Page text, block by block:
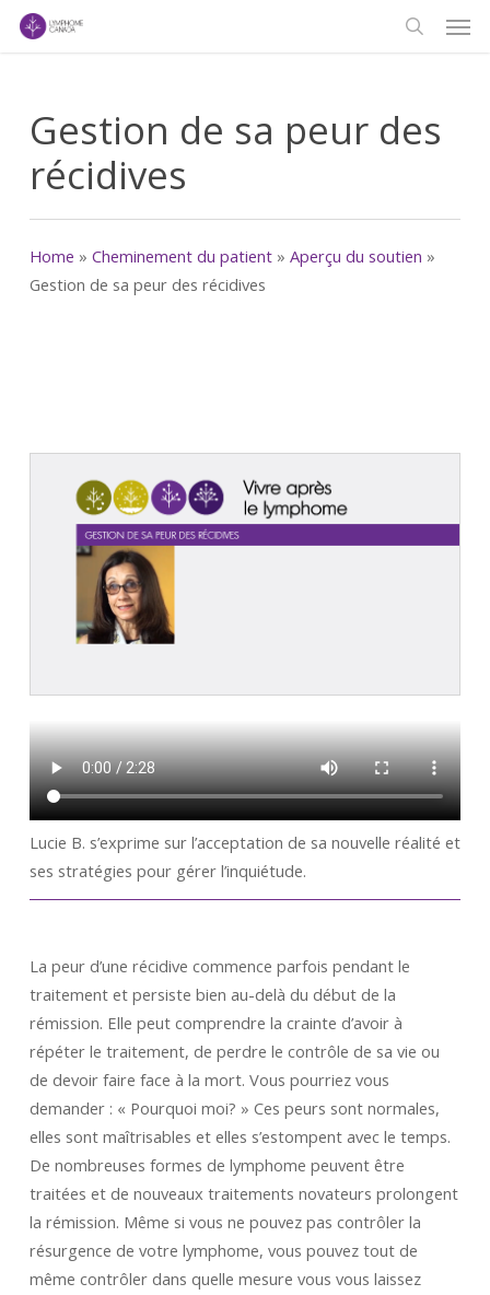
Skip
Gestion de sa peur des
récidives
Home » Cheminement du patient» Aperçu du soutien »
Gestion de sa peur des récidives
Lucie B. s’exprime sur l’acceptation de sa nouvelle réalité et
ses stratégies pour gérer l’inquiétude.
La peur d’une récidive commence parfois pendant le
traitement et persiste bien au-delà du début de la
rémission. Elle peut comprendre la crainte d’avoir à
répéter le traitement, de perdre le contrôle de sa vie ou
de devoir faire face à la mort. Vous pourriez vous
demander : « Pourquoi moi? » Ces peurs sont normales,
elles sont maîtrisables et elles s’estompent avec le temps.
De nombreuses formes de lymphome peuvent être
traitées et de nouveaux traitements novateurs prolongent
la rémission. Même si vous ne pouvez pas contrôler la
résurgence de votre lymphome, vous pouvez tout de
même contrôler dans quelle mesure vous vous laissez